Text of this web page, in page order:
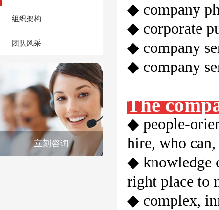
组织架构
团队风采
立刻咨询
◆ company
◆ corporate
◆ company
◆ company
The
◆ people-
hire, who
◆ knowledge
right place to
◆ complex,